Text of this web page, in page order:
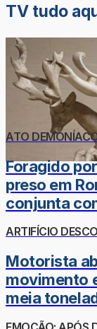
TV tudo
ATO
Foragido
preso em
conjunta
ARTIFÍCIO
Motorista
movimento
meia